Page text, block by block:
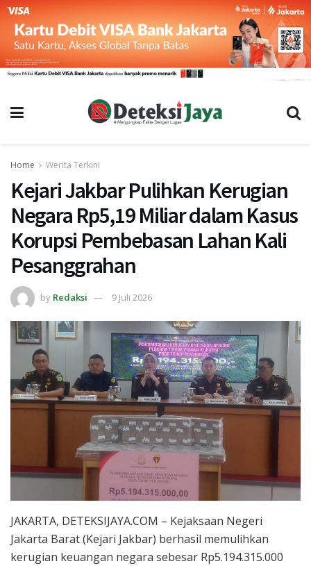
Home Werita Terkini
Kejari Jakbar Pulihkan Kerugian
Negara Rp5,19 Miliar dalam Kasus
Korupsi Pembebasan Lahan Kali
Pesanggrahan
by Redaksi 9 Juli 2026
JAKARTA, DETEKSIJAYA.COM – Kejaksaan Negeri
Jakarta Barat (Kejari Jakbar) berhasil memulihkan
kerugian keuangan negara sebesar Rp5.194.315.000